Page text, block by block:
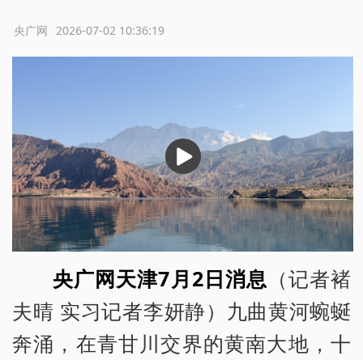
2026-07-02 10:36:19
央广网
播
放
央广网天津7月2日消息 （记者褚
夫晴 实习记者李妍静）九曲黄河蜿蜒
奔涌，在青甘川交界的黄南大地，十